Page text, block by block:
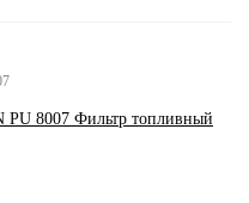
8007 Фильтр топливный